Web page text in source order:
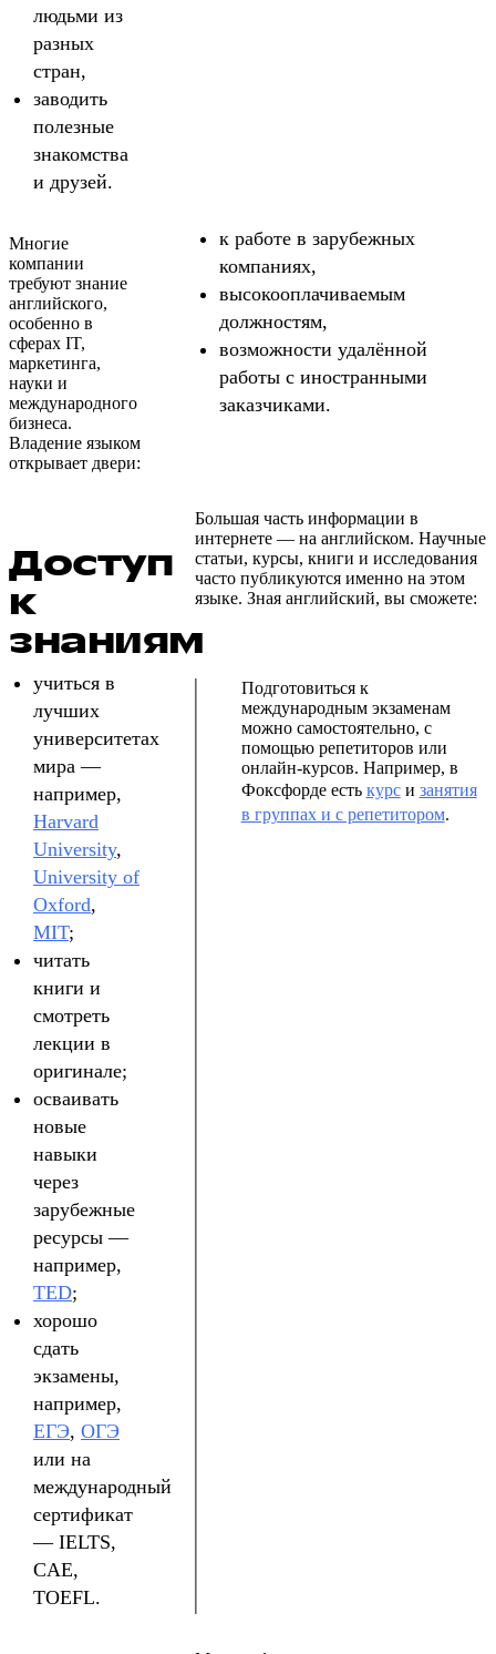
людьми из
разных
стран,
заводить
полезные
знакомства
и друзей.
Многие
компании
требуют знание
английского,
особенно в
сферах IT,
маркетинга,
науки и
международного
бизнеса.
Владение языком
открывает двери:
к работе в зарубежных
компаниях,
высокооплачиваемым
должностям,
возможности удалённой
работы с иностранными
заказчиками.
Доступ
к
знаниям
Большая часть информации в
интернете — на английском. Научные
статьи, курсы, книги и исследования
часто публикуются именно на этом
языке. Зная английский, вы сможете:
учиться в
лучших
университетах
мира —
например,
Harvard
University,
University of
Oxford,
MIT;
читать
книги и
смотреть
лекции в
оригинале;
осваивать
новые
навыки
через
зарубежные
ресурсы —
например,
TED;
хорошо
сдать
экзамены,
например,
ЕГЭ, ОГЭ
или на
международный
сертификат
— IELTS,
CAE,
TOEFL.
Подготовиться к
международным экзаменам
можно самостоятельно, с
помощью репетиторов или
онлайн-курсов. Например, в
Фоксфорде есть курси занятия
в группах и с репетитором.